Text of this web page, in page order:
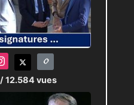
/ 12.584 vues